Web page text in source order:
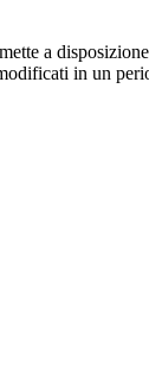
a
in un